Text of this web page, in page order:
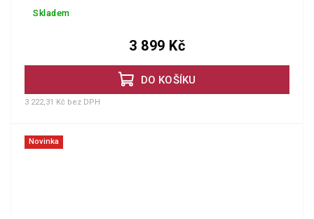
Skladem
DO KOŠÍKU
3 222,31 Kč bez DPH
3 899 Kč
Novinka